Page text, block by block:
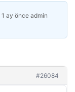
1 ay önce admin
#26084